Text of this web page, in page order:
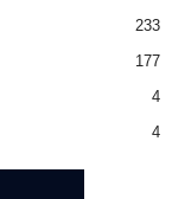
233
177
4
4